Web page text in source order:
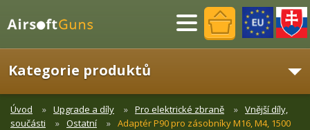
Menu
Kategorie produktů
Úvod Upgrade a díly Pro elektrické zbraně
Vnější díly,
součásti
Ostatní
Adaptér P90 pro zásobníky M16, M4, 1500